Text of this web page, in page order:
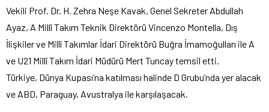
Vekili Prof. Dr. H. Zehra Neşe Kavak, Genel Sekreter Abdullah
Ayaz, A Millî Takım Teknik Direktörü Vincenzo Montella, Dış
İlişkiler ve Millî Takımlar İdari Direktörü Buğra İmamoğulları ile A
ve U21 Millî Takım İdari Müdürü Mert Tuncay temsil etti.
Türkiye, Dünya Kupası’na katılması halinde D Grubu’nda yer alacak
ve ABD, Paraguay, Avustralya ile karşılaşacak.